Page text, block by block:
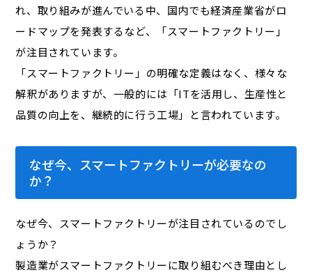
れ、取り組みが進んでいる中、国内でも経済産業省がロ
ードマップを発表するなど、「スマートファクトリー」
が注目されています。
「スマートファクトリー」の明確な定義はなく、様々な
解釈がありますが、一般的には「ITを活用し、生産性と
品質の向上を、継続的に行う工場」と言われています。
なぜ今、スマートファクトリーが必要なの
か？
なぜ今、スマートファクトリーが注目されているのでし
ょうか？
製造業がスマートファクトリーに取り組むべき理由とし